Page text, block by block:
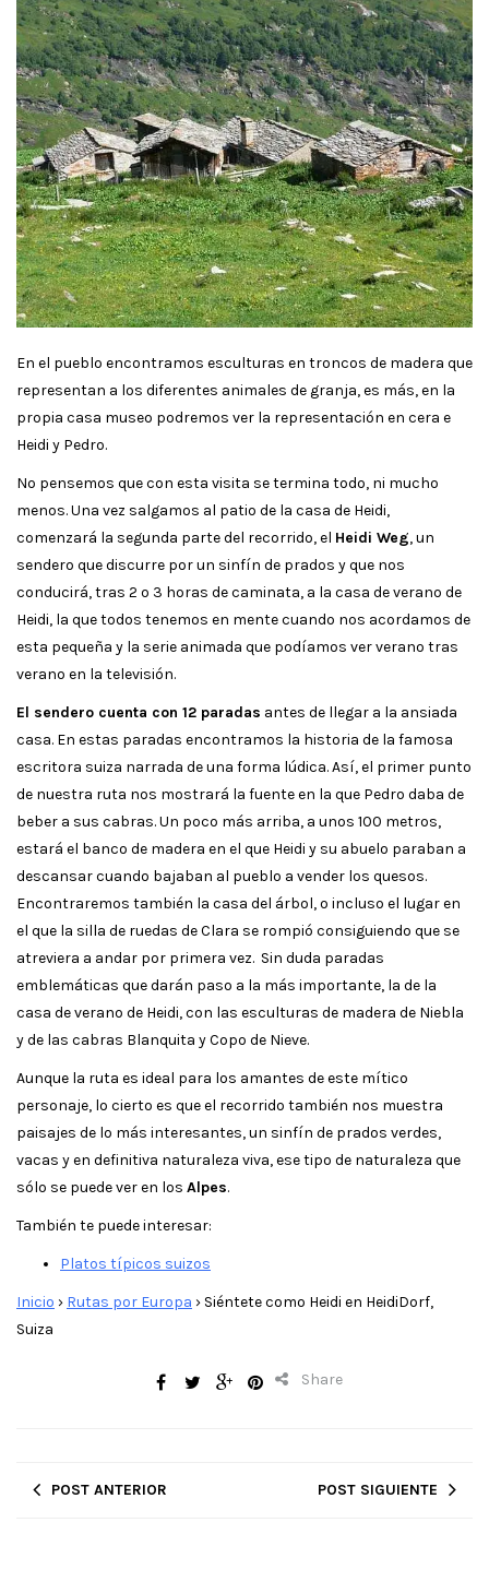
En el pueblo encontramos esculturas en troncos de madera que
representan a los diferentes animales de granja, es más, en la
propia casa museo podremos ver la representación en cera e
Heidi y Pedro.
No pensemos que con esta visita se termina todo, ni mucho
menos. Una vez salgamos al patio de la casa de Heidi,
comenzará la segunda parte del recorrido, el Heidi Weg, un
sendero que discurre por un sinfín de prados y que nos
conducirá, tras 2 o 3 horas de caminata, a la casa de verano de
Heidi, la que todos tenemos en mente cuando nos acordamos de
esta pequeña y la serie animada que podíamos ver verano tras
verano en la televisión.
El sendero cuenta con 12 paradas antes de llegar a la ansiada
casa. En estas paradas encontramos la historia de la famosa
escritora suiza narrada de una forma lúdica. Así, el primer punto
de nuestra ruta nos mostrará la fuente en la que Pedro daba de
beber a sus cabras. Un poco más arriba, a unos 100 metros,
estará el banco de madera en el que Heidi y su abuelo paraban a
descansar cuando bajaban al pueblo a vender los quesos.
Encontraremos también la casa del árbol, o incluso el lugar en
el que la silla de ruedas de Clara se rompió consiguiendo que se
atreviera a andar por primera vez. Sin duda paradas
emblemáticas que darán paso a la más importante, la de la
casa de verano de Heidi, con las esculturas de madera de Niebla
y de las cabras Blanquita y Copo de Nieve.
Aunque la ruta es ideal para los amantes de este mítico
personaje, lo cierto es que el recorrido también nos muestra
paisajes de lo más interesantes, un sinfín de prados verdes,
vacas y en definitiva naturaleza viva, ese tipo de naturaleza que
sólo se puede ver en los Alpes.
También te puede interesar:
Platos típicos suizos
Inicio › Rutas por Europa › Siéntete como Heidi en HeidiDorf,
Suiza
Share
POST ANTERIOR POST SIGUIENTE